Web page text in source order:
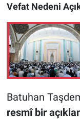
Vefat Nedeni
Batuhan
resmî bir